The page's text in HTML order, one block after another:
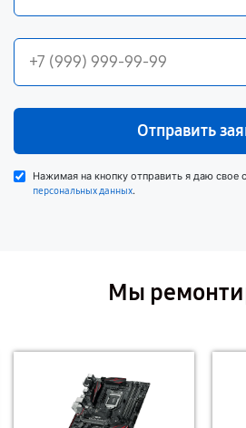
Отправить
Нажимая на кнопку отправить я даю свое
персональных данных.
Мы